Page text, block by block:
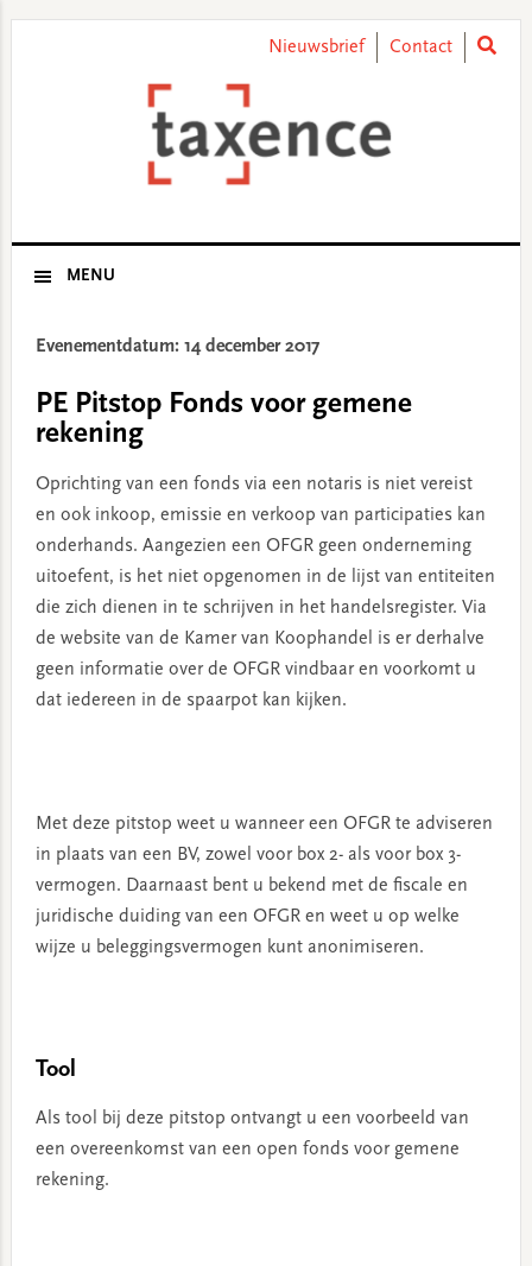
Nieuwsbrief Contact
MENU
Evenementdatum: 14 december 2017
PE Pitstop Fonds voor gemene
rekening
Oprichting van een fonds via een notaris is niet vereist
en ook inkoop, emissie en verkoop van participaties kan
onderhands. Aangezien een OFGR geen onderneming
uitoefent, is het niet opgenomen in de lijst van entiteiten
die zich dienen in te schrijven in het handelsregister. Via
de website van de Kamer van Koophandel is er derhalve
geen informatie over de OFGR vindbaar en voorkomt u
dat iedereen in de spaarpot kan kijken.
Met deze pitstop weet u wanneer een OFGR te adviseren
in plaats van een BV, zowel voor box 2- als voor box 3-
vermogen. Daarnaast bent u bekend met de fiscale en
juridische duiding van een OFGR en weet u op welke
wijze u beleggingsvermogen kunt anonimiseren.
Tool
Als tool bij deze pitstop ontvangt u een voorbeeld van
een overeenkomst van een open fonds voor gemene
rekening.